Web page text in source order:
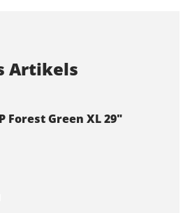
Artikels
Forest Green XL 29"